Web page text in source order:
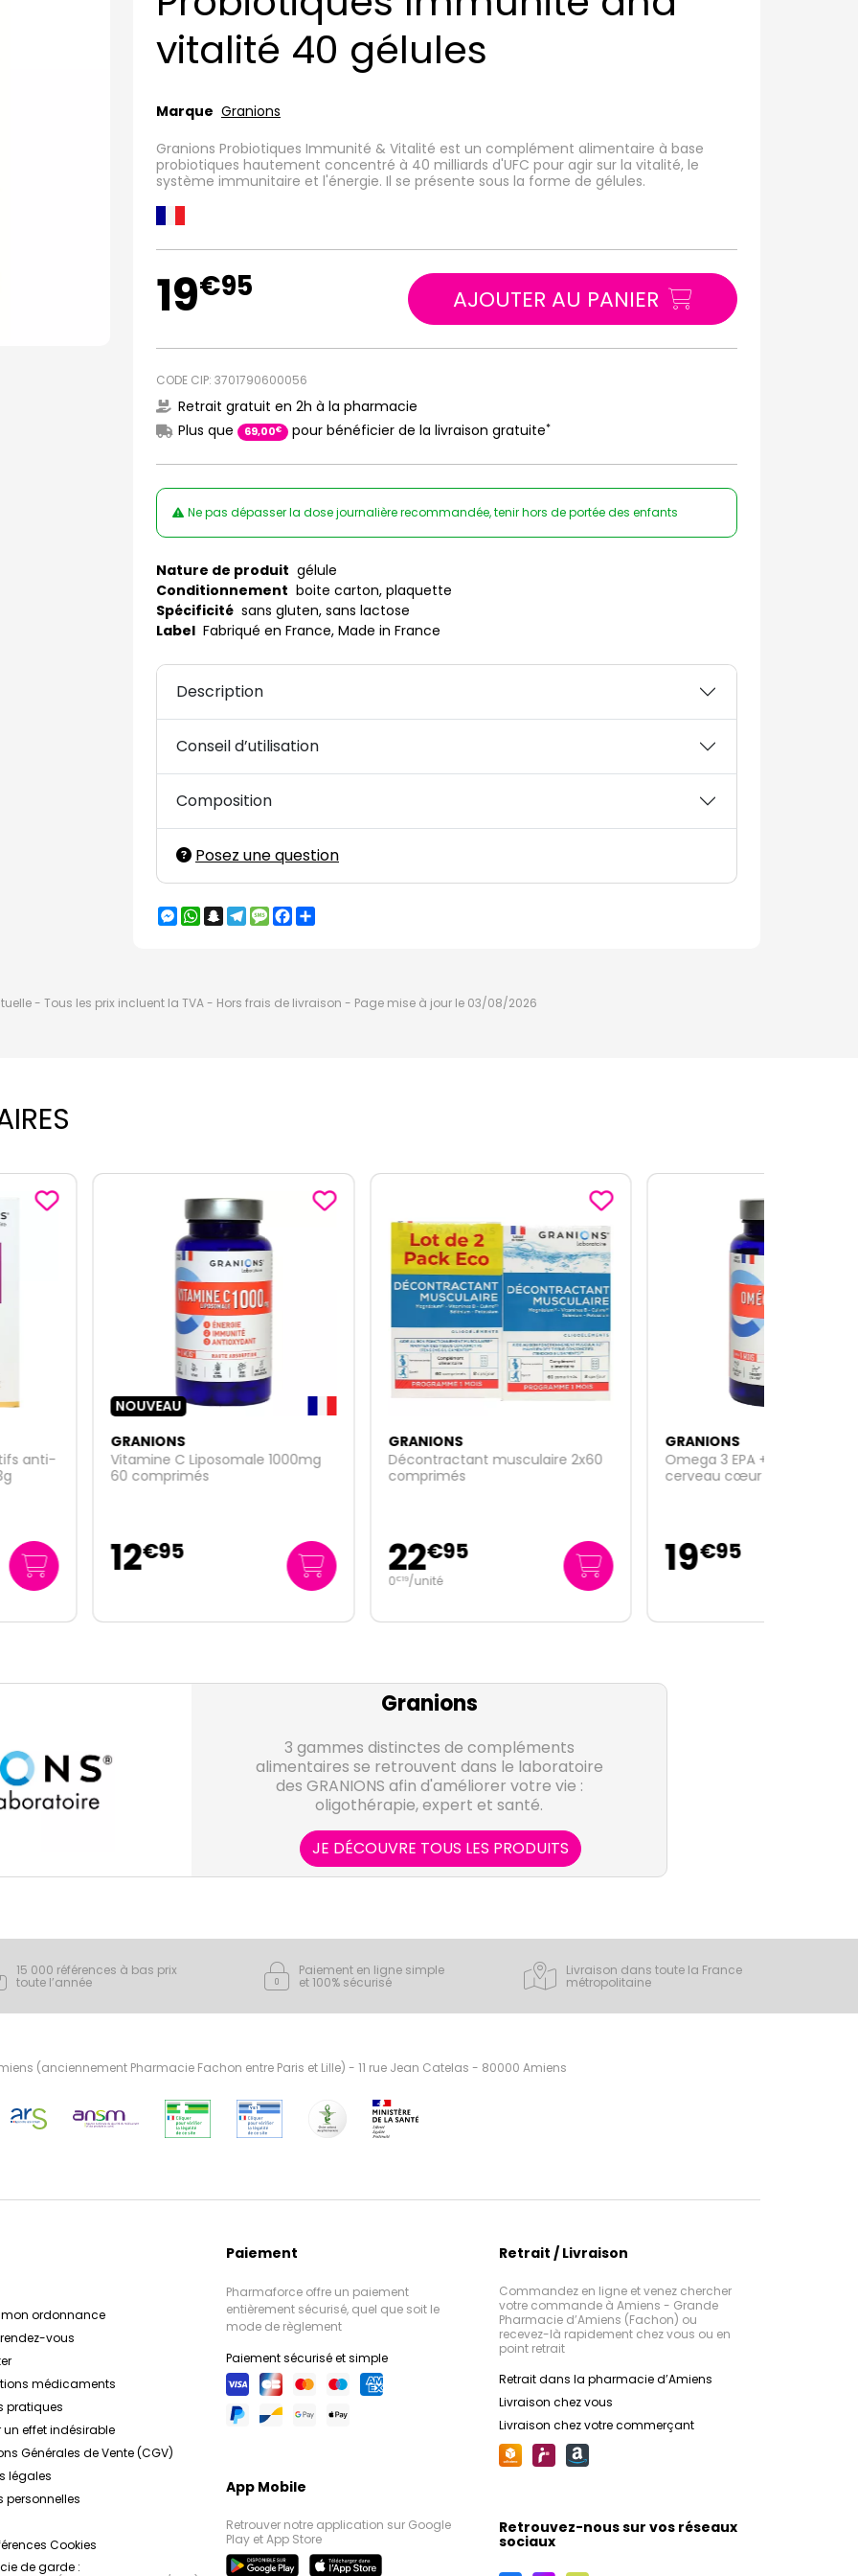
vitalité 40 gélules
Marque Granions
Granions Probiotiques Immunité & Vitalité est un complément alimentaire à base
probiotiques hautement concentré à 40 milliards d'UFC pour agir sur la vitalité, le
système immunitaire et l'énergie. Il se présente sous la forme de gélules.
19€95 AJOUTER AU PANIER
CODE CIP: 3701790600056
Retrait gratuit en 2h à la pharmacie
Plus que
69,00€ pour bénéficier de la livraison gratuite*
Ne pas dépasser la dose journalière recommandée, tenir hors de portée des enfants
Nature de produit gélule
Conditionnement boite carton, plaquette
Spécificité sans gluten, sans lactose
Label Fabriqué en France, Made in France
Description
Conseil d’utilisation
Composition
Posez une question
Messenger
WhatsApp
Snapchat
Telegram
MessageFacebook
- Tous les prix incluent la TVA - Hors frais de livraison - Page mise à jour le 03/08/2026
C Liposomale 1000mg
€95
Décontractant musculaire 2x60
€95
/unité
Omega 3 EPA + DHA 1000mg
cerveau cœur vision 60 capsules
€95
Granions
3 gammes distinctes de compléments
alimentaires se retrouvent dans le laboratoire
des GRANIONS afin d'améliorer votre vie :
oligothérapie, expert et santé.
JE DÉCOUVRE TOUS LES PRODUITS
15 000 références à bas prix
toute l’année
Paiement en ligne simple
et 100% sécurisé
Livraison dans toute la France
métropolitaine
(anciennement Pharmacie Fachon entre Paris et Lille) - 11 rue Jean Catelas - 80000 Amiens
mon ordonnance
vous
médicaments
pratiques
un effet indésirable
Générales de Vente (CGV)
légales
personnelles
Cookies
de garde :
Paiement
Pharmaforce offre un paiement
entièrement sécurisé, quel que soit le
mode de règlement
Paiement sécurisé et simple
App Mobile
Retrouver notre application sur Google
Play et App Store
Retrait / Livraison
Commandez en ligne et venez chercher
votre commande à Amiens - Grande
Pharmacie d’Amiens (Fachon) ou
recevez-là rapidement chez vous ou en
point retrait
Retrait dans la pharmacie d’Amiens
Livraison chez vous
Livraison chez votre commerçant
Retrouvez-nous sur vos réseaux
sociaux